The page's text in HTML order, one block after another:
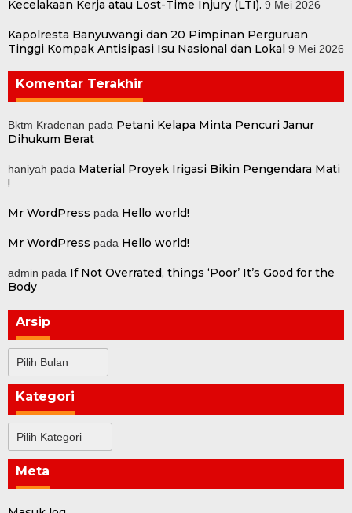
Kecelakaan Kerja atau Lost-Time Injury (LTI). 9 Mei 2026
Kapolresta Banyuwangi dan 20 Pimpinan Perguruan
Tinggi Kompak Antisipasi Isu Nasional dan Lokal 9 Mei 2026
Komentar Terakhir
Bktm Kradenan pada Petani Kelapa Minta Pencuri Janur
Dihukum Berat
haniyah pada Material Proyek Irigasi Bikin Pengendara Mati
!
Mr WordPress pada Hello world!
Mr WordPress pada Hello world!
admin pada If Not Overrated, things ‘Poor’ It’s Good for the
Body
Arsip
Kategori
Meta